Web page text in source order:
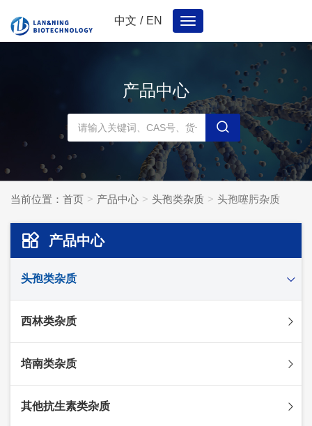
中文 / EN
Toggle
navigation
产品中心
当前位置： 首页 产品中心 头孢类杂质 头孢噻肟杂质
产品中心
头孢类杂质
头孢唑林杂质
西林类杂质
苯唑西林杂质
培南类杂质
其他抗生素类杂质